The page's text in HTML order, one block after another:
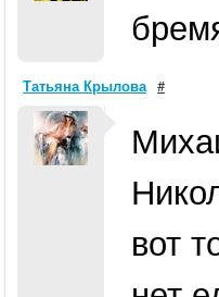
Татьяна Крылова #
вот